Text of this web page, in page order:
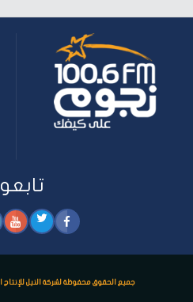
جميع الحقوق محفوظة لشركة النيل للإنتاج